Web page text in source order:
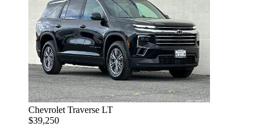
Chevrolet Traverse LT
$39,250